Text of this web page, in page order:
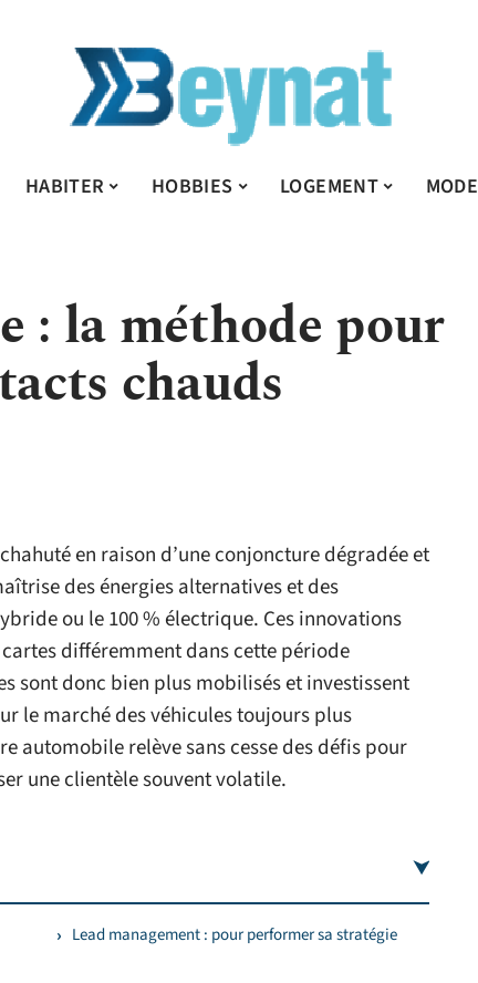
HABITER HOBBIES LOGEMENT MODE
: la méthode pour
chauds
en raison d’une conjoncture dégradée et
des énergies alternatives et des
ou le 100 % électrique. Ces innovations
différemment dans cette période
sont donc bien plus mobilisés et investissent
le marché des véhicules toujours plus
automobile relève sans cesse des défis pour
une clientèle souvent volatile.
Lead management : pour performer sa stratégie